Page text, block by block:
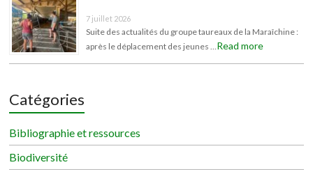
7 juillet 2026
Suite des actualités du groupe taureaux de la Maraîchine :
après le déplacement des jeunes …Read more
Catégories
Bibliographie et ressources
Biodiversité